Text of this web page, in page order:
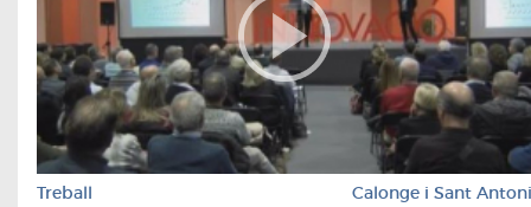
Treball Calonge i Sant Antoni